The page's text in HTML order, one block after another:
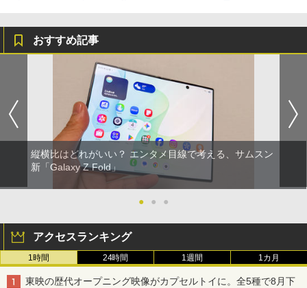
おすすめ記事
縦横比はどれがいい？ エンタメ目線で考える、サムスン
新「Galaxy Z Fold」
● ● ●
アクセスランキング
1時間 24時間 1週間 1カ月
東映の歴代オープニング映像がカプセルトイに。全5種で8月下